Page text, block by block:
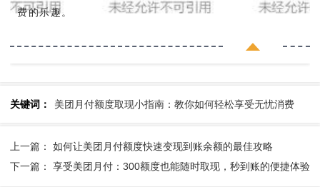
费的乐趣。
关键词： 美团月付额度取现小指南：教你如何轻松享受无忧消费
上一篇： 如何让美团月付额度快速变现到账余额的最佳攻略
下一篇： 享受美团月付：300额度也能随时取现，秒到账的便捷体验